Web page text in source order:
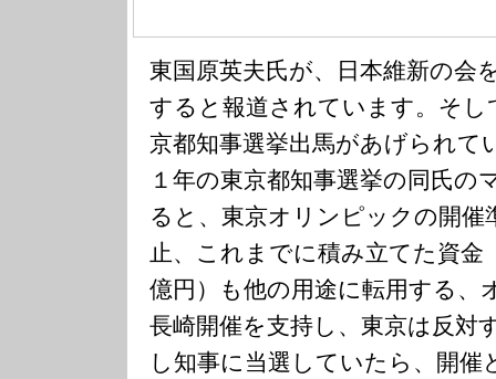
東国原英夫氏が、日本維新の会
すると報道されています。そ
京都知事選挙出馬があげられて
１年の東京都知事選挙の同氏の
ると、東京オリンピックの開催
止、これまでに積み立てた資金
億円）も他の用途に転用する、
長崎開催を支持し、東京は反対
し知事に当選していたら、開